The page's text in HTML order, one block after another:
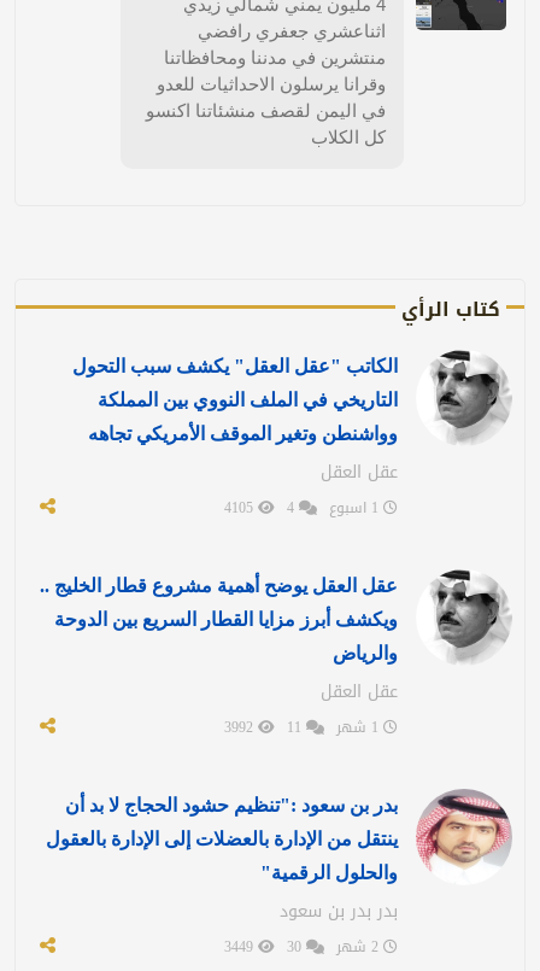
4 مليون يمني شمالي زيدي
اثناعشري جعفري رافضي
منتشرين في مدننا ومحافظاتنا
وقرانا يرسلون الاحداثيات للعدو
في اليمن لقصف منشئاتنا اكنسو
كل الكلاب
كتاب الرأي
الكاتب "عقل العقل" يكشف سبب التحول
التاريخي في الملف النووي بين المملكة
وواشنطن وتغير الموقف الأمريكي تجاهه
عقل العقل
عقل العقل يوضح أهمية مشروع قطار الخليج ..
ويكشف أبرز مزايا القطار السريع بين الدوحة
والرياض
عقل العقل
بدر بن سعود :"تنظيم حشود الحجاج لا بد أن
ينتقل من الإدارة بالعضلات إلى الإدارة بالعقول
والحلول الرقمية"
بدر بدر بن سعود